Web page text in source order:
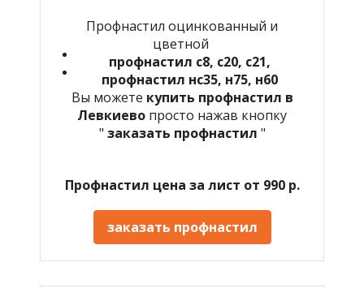
Профнастил оцинкованный и
цветной
профнастил с8, с20, с21,
профнастил нс35, н75, н60
Вы можете купить профнастил в
Левкиево просто нажав кнопку
" заказать профнастил "
Профнастил цена за лист от 990 р.
заказать профнастил